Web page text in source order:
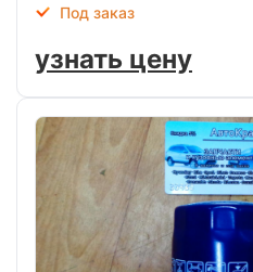
Под заказ
узнать цену